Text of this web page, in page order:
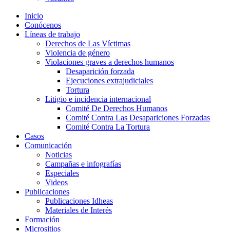
Inicio
Conócenos
Líneas de trabajo
Derechos de Las Víctimas
Violencia de género
Violaciones graves a derechos humanos
Desaparición forzada​
Ejecuciones extrajudiciales
Tortura
Litigio e incidencia internacional
Comité De Derechos Humanos​
Comité Contra Las Desapariciones Forzadas
Comité Contra La Tortura​
Casos
Comunicación
Noticias
Campañas e infografías
Especiales
Videos
Publicaciones
Publicaciones Idheas
Materiales de Interés
Formación
Micrositios